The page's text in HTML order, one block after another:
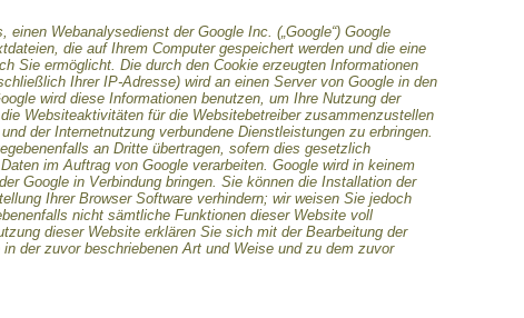
Webanalysedienst der Google Inc. („Google“) Google
die auf Ihrem Computer gespeichert werden und die eine
Sie ermöglicht. Die durch den Cookie erzeugten Informationen
Ihrer IP-Adresse) wird an einen Server von Google in den
wird diese Informationen benutzen, um Ihre Nutzung der
Websiteaktivitäten für die Websitebetreiber zusammenzustellen
der Internetnutzung verbundene Dienstleistungen zu erbringen.
an Dritte übertragen, sofern dies gesetzlich
im Auftrag von Google verarbeiten. Google wird in keinem
Google in Verbindung bringen. Sie können die Installation der
Ihrer Browser Software verhindern; wir weisen Sie jedoch
nicht sämtliche Funktionen dieser Website voll
dieser Website erklären Sie sich mit der Bearbeitung der
der zuvor beschriebenen Art und Weise und zu dem zuvor